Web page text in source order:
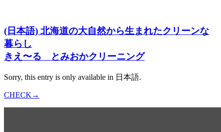
(日本語) 北海道の大自然から生まれたクリーンな
暮らし
きえ〜る とみおかクリーニング
Sorry, this entry is only available in 日本語.
CHECK→